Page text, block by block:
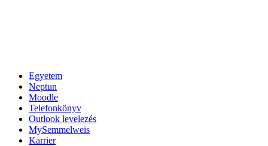
Egyetem
Neptun
Moodle
Telefonkönyv
Outlook levelezés
MySemmelweis
Karrier